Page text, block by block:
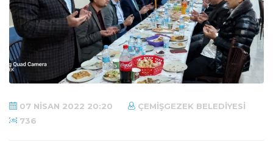
07 NISAN 2022 20:20
ÇEMIŞGEZEK BELEDIYESI
736